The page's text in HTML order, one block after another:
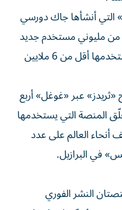
أنشأها جاك دورسي
من مليوني مستخدم جديد
في غضون أيام قليلة، بينما كان يستخدمها أقل من 6 ملايين
عبر «غوغل» أربع
تعلّق المنصة التي يستخدمها
أنحاء العالم على عدد
في البرازيل.
النشر الفوري